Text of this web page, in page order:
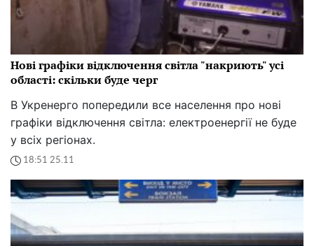
Нові графіки відключення світла "накриють" усі
області: скільки буде черг
В Укренерго попередили все населення про нові
графіки відключення світла: електроенергії не буде
у всіх регіонах.
18:51 25.11